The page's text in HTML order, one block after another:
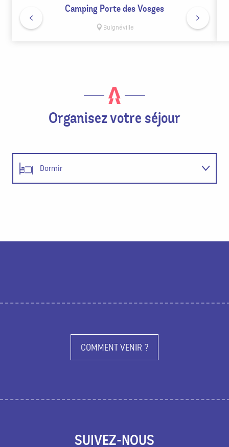
Camping Porte des Vosges
Bulgnéville
Organisez votre séjour
Dormir
COMMENT VENIR ?
SUIVEZ-NOUS